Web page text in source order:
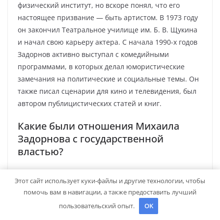
физический институт, но вскоре понял, что его
настоящее призвание — быть артистом. В 1973 году
он закончил Театральное училище им. Б. В. Щукина
и начал свою карьеру актера. С начала 1990-х годов
Задорнов активно выступал с комедийными
программами, в которых делал юмористические
замечания на политические и социальные темы. Он
также писал сценарии для кино и телевидения, был
автором публицистических статей и книг.
Какие были отношения Михаила
Задорнова с государственной
властью?
государственной власти. В своих выступлениях и
публикациях он часто высказывал остроумные и
сатирические замечания на счет политической
Этот сайт использует куки-файлы и другие технологии, чтобы
помочь вам в навигации, а также предоставить лучший
пользовательский опыт.
OK